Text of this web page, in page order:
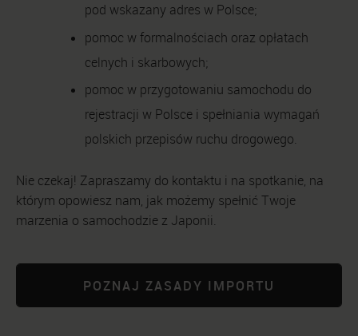
pod wskazany adres w Polsce;
pomoc w formalnościach oraz opłatach
celnych i skarbowych;
pomoc w przygotowaniu samochodu do
rejestracji w Polsce i spełniania wymagań
polskich przepisów ruchu drogowego.
Nie czekaj! Zapraszamy do kontaktu i na spotkanie, na
którym opowiesz nam, jak możemy spełnić Twoje
marzenia o samochodzie z Japonii.
POZNAJ ZASADY IMPORTU